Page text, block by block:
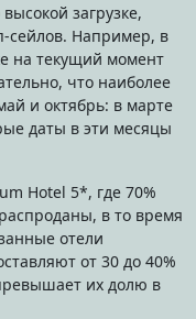
загрузке,
сейлов. Например, в
на текущий момент
что наиболее
и октябрь: в марте
даты в эти месяцы
Hotel 5*, где 70%
в то время
отели
от 30 до 40%
их долю в